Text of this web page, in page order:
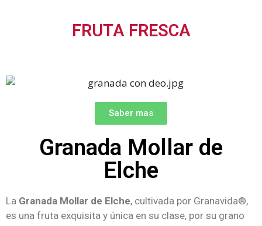
FRUTA FRESCA
Saber mas
Granada Mollar de
Elche
La Granada Mollar de Elche, cultivada por Granavida®,
es una fruta exquisita y única en su clase, por su grano